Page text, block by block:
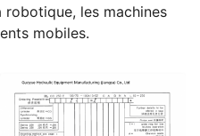
les machines
mobiles.